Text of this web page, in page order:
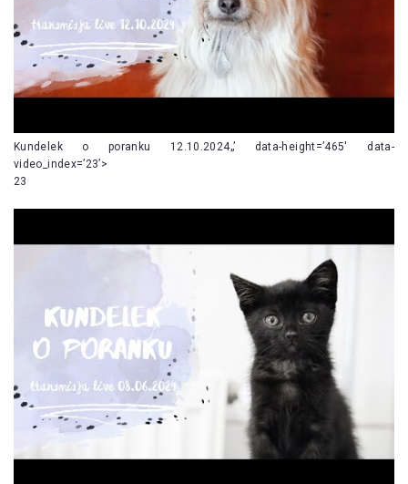
Kundelek o poranku 12.10.2024„’ data-height=’465′ data-
video_index=’23’>
23